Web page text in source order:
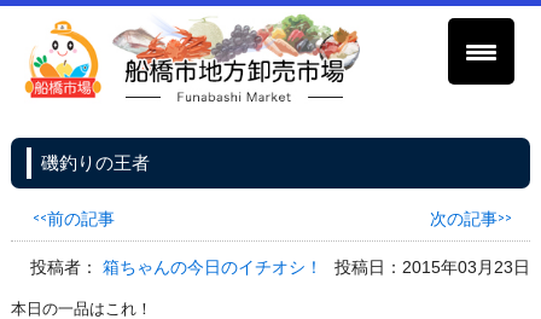
磯釣りの王者
<<前の記事 次の記事>>
投稿者：箱ちゃんの今日のイチオシ！ 投稿日：2015年03月23日
本日の一品はこれ！